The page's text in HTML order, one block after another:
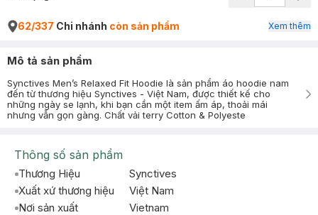
62/337 Chi nhánh còn sản phẩm Xem thêm
Mô tả sản phẩm
Synctives Men’s Relaxed Fit Hoodie là sản phẩm áo hoodie nam
đến từ thương hiệu Synctives - Việt Nam, được thiết kế cho
những ngày se lạnh, khi bạn cần một item ấm áp, thoải mái
nhưng vẫn gọn gàng. Chất vải terry Cotton & Polyeste
Thông số sản phẩm
Thương Hiệu
Synctives
Xuất xứ thương hiệu
Việt Nam
Nơi sản xuất
Vietnam